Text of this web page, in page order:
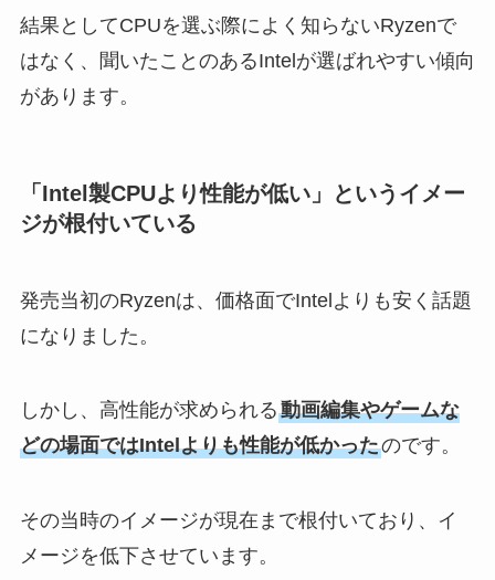
結果としてCPUを選ぶ際によく知らないRyzenで
はなく、聞いたことのあるIntelが選ばれやすい傾向
があります。
「Intel製CPUより性能が低い」というイメー
ジが根付いている
発売当初のRyzenは、価格面でIntelよりも安く話題
になりました。
しかし、高性能が求められる動画編集やゲームな
どの場面ではIntelよりも性能が低かったのです。
その当時のイメージが現在まで根付いており、イ
メージを低下させています。